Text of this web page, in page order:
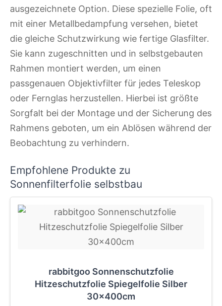
ausgezeichnete Option. Diese spezielle Folie, oft
mit einer Metallbedampfung versehen, bietet
die gleiche Schutzwirkung wie fertige Glasfilter.
Sie kann zugeschnitten und in selbstgebauten
Rahmen montiert werden, um einen
passgenauen Objektivfilter für jedes Teleskop
oder Fernglas herzustellen. Hierbei ist größte
Sorgfalt bei der Montage und der Sicherung des
Rahmens geboten, um ein Ablösen während der
Beobachtung zu verhindern.
Empfohlene Produkte zu
Sonnenfilterfolie selbstbau
rabbitgoo Sonnenschutzfolie
Hitzeschutzfolie Spiegelfolie Silber
30x400cm